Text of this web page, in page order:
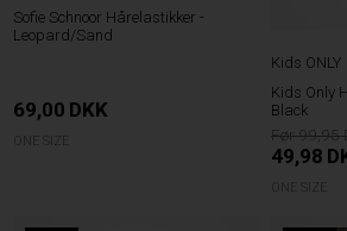
Sofie Schnoor Hårelastikker -
Leopard/Sand
69,00 DKK
ONE SIZE
Kids ONLY
Kids Only
Black
99,95
49,98
ONE SIZE